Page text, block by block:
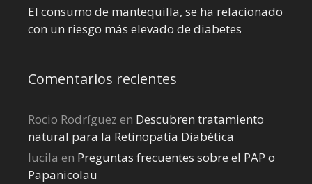
El consumo de mantequilla, se ha relacionado
con un riesgo más elevado de diabetes
Comentarios recientes
Rocio Rodríguez en Descubren tratamiento
natural para la Retinopatía Diabética
lucila en Preguntas frecuentes sobre el PAP o
Papanicolau